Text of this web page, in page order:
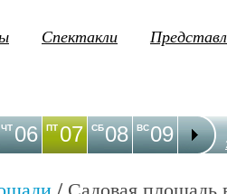
Спектакли
06
ЧТ 07
ПТ 08
СБ 09
ВС 10
ПН